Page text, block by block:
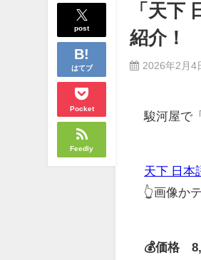
post
はてブ
Pocket
Feedly
「天下
紹介！
2026年2月4
駿河屋で「
天下 日本
👆画像か
💰価格